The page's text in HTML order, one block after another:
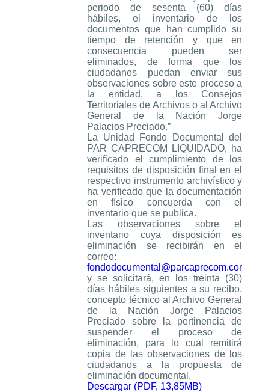
periodo de sesenta (60) días
hábiles, el inventario de los
documentos que han cumplido su
tiempo de retención y que en
consecuencia pueden ser
eliminados, de forma que los
ciudadanos puedan enviar sus
observaciones sobre este proceso a
la entidad, a los Consejos
Territoriales de Archivos o al Archivo
General de la Nación Jorge
Palacios Preciado.”
La Unidad Fondo Documental del
PAR CAPRECOM LIQUIDADO, ha
verificado el cumplimiento de los
requisitos de disposición final en el
respectivo instrumento archivístico y
ha verificado que la documentación
en físico concuerda con el
inventario que se publica.
Las observaciones sobre el
inventario cuya disposición es
eliminación se recibirán en el
correo:
fondodocumental@parcaprecom.com.co
y se solicitará, en los treinta (30)
días hábiles siguientes a su recibo,
concepto técnico al Archivo General
de la Nación Jorge Palacios
Preciado sobre la pertinencia de
suspender el proceso de
eliminación, para lo cual remitirá
copia de las observaciones de los
ciudadanos a la propuesta de
eliminación documental.
Descargar (PDF, 13,85MB)